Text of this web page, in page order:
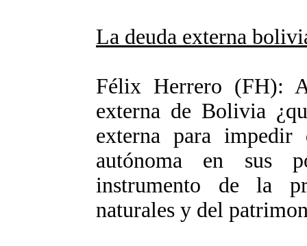
La deuda externa
Félix Herrero (FH):
externa de Bolivia
externa para
autónoma en sus
instrumento de la
naturales y del